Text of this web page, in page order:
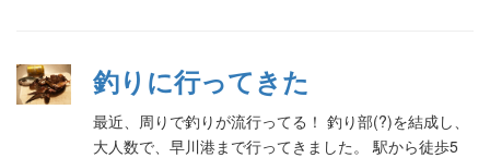
釣りに行ってきた
最近、周りで釣りが流行ってる！ 釣り部(?)を結成し、
大人数で、早川港まで行ってきました。 駅から徒歩5